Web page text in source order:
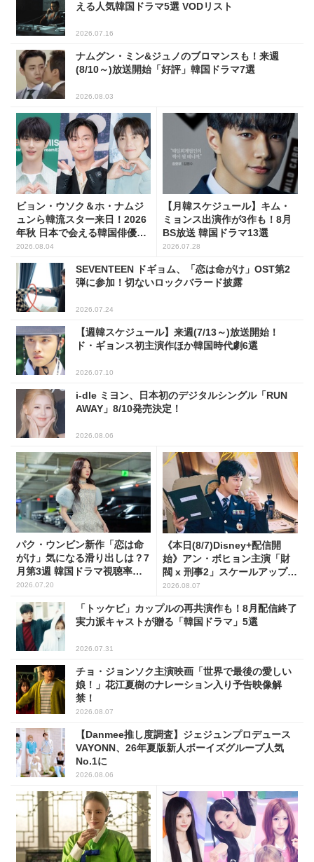
える人気韓国ドラマ5選 VODリスト
2026.07.16
ナムグン・ミン&ジュノのブロマンスも！来週
(8/10～)放送開始「好評」韓国ドラマ7選
2026.08.03
ビョン・ウソク＆ホ・ナムジ
ュンら韓流スター来日！2026
年秋 日本で会える韓国俳優10
人
2026.08.04
【月韓スケジュール】キム・
ミョンス出演作が3作も！8月
BS放送 韓国ドラマ13選
2026.07.28
SEVENTEEN ドギョム、「恋は命がけ」OST第2
弾に参加！切ないロックバラード披露
2026.07.24
【週韓スケジュール】来週(7/13～)放送開始！
ド・ギョンス初主演作ほか韓国時代劇6選
2026.07.10
i-dle ミヨン、日本初のデジタルシングル「RUN
AWAY」8/10発売決定！
2026.08.06
パク・ウンビン新作「恋は命
がけ」気になる滑り出しは？7
月第3週 韓国ドラマ視聴率ラ
ンキング
2026.07.20
《本日(8/7)Disney+配信開
始》アン・ボヒョン主演「財
閥 x 刑事2」スケールアップし
たFLEX捜査に注目
2026.08.07
「トッケビ」カップルの再共演作も！8月配信終了
実力派キャストが贈る「韓国ドラマ」5選
2026.07.31
チョ・ジョンソク主演映画「世界で最後の愛しい
娘！」花江夏樹のナレーション入り予告映像解
禁！
2026.08.07
【Danmee推し度調査】ジェジュンプロデュース
VAYONN、26年夏版新人ボーイズグループ人気
No.1に
2026.08.06